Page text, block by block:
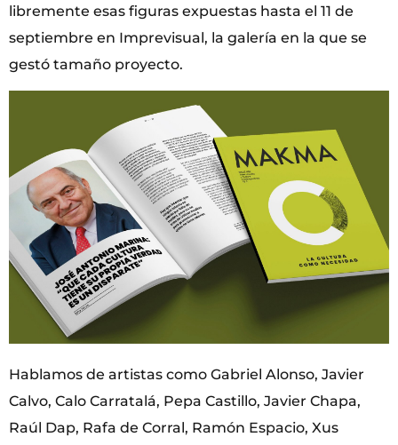
libremente esas figuras expuestas hasta el 11 de
septiembre en Imprevisual, la galería en la que se
gestó tamaño proyecto.
Hablamos de artistas como Gabriel Alonso, Javier
Calvo, Calo Carratalá, Pepa Castillo, Javier Chapa,
Raúl Dap, Rafa de Corral, Ramón Espacio, Xus